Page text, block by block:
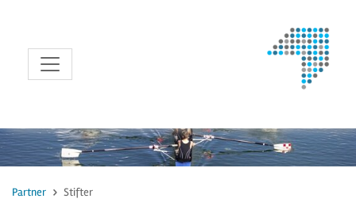
Partner Stifter